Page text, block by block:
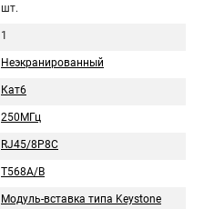
шт.
1
Неэкранированный
Кат6
250МГц
RJ45/8P8C
T568A/B
Модуль-вставка типа Keystone